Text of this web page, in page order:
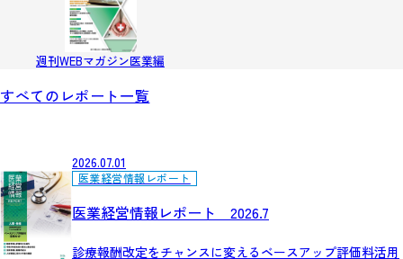
週刊WEBマガジン医業編
すべてのレポート一覧
2026.07.01
医業経営情報レポート
医業経営情報レポート 2026.7
診療報酬改定をチャンスに変えるベースアップ評価料活用